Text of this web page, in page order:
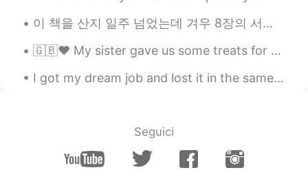
이 책을 산지 일주 넘었는데 겨우 8장의 서장밖에 못 읽었다. 역사를 알고 나면 맛이 달라진다니.. 나도 이 '정보의 맛있음'을 알고 싶다. 커피 재배지로 잘 알려진 남미...
🇬🇧♥️ My sister gave us some treats for our family video call games night! 💕😁🥰 We have: Cider, be...
I got my dream job and lost it in the same year because of corona. Hopefully this year will be be...
Seguici